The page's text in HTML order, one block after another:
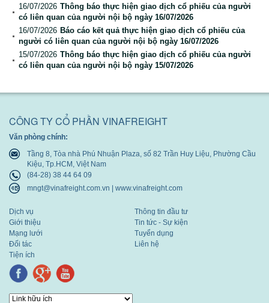
Bản cáo bạch
Báo cáo tài chính
Báo cáo thường niên
16/07/2026 Thông báo thực hiện giao dịch cổ phiếu của người
có liên quan của người nội bộ ngày 16/07/2026
16/07/2026 Báo cáo kết quả thực hiện giao dịch cổ phiếu của
người có liên quan của người nội bộ ngày 16/07/2026
15/07/2026 Thông báo thực hiện giao dịch cổ phiếu của người
có liên quan của người nội bộ ngày 15/07/2026
CÔNG TY CỔ PHẦN VINAFREIGHT
Văn phòng chính:
Tầng 8, Tòa nhà Phú Nhuận Plaza, số 82 Trần Huy Liệu, Phường Cầu
Kiệu, Tp.HCM, Việt Nam
(84-28) 38 44 64 09
mngt@vinafreight.com.vn | www.vinafreight.com
Dịch vụ
Giới thiệu
Mạng lưới
Đối tác
Tiện ích
Thông tin đầu tư
Tin tức - Sự kiện
Tuyển dụng
Liên hệ